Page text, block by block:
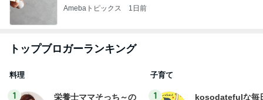
Amebaトピックス 1日前
トップブロガーランキング
料理
1
栄養士ママそっち～の
子育て
1
kosodatefulな毎